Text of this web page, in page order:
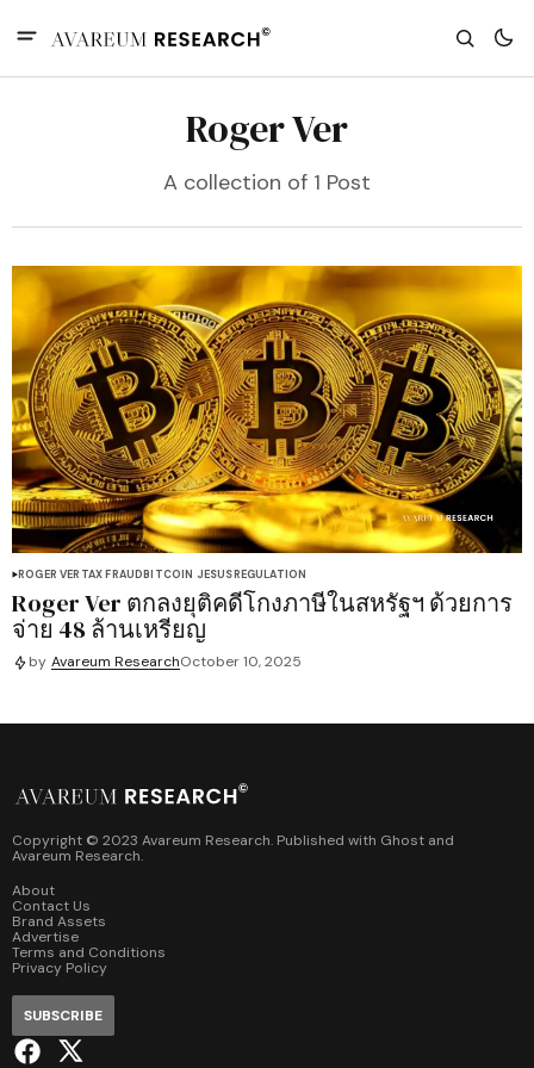
Roger Ver
A collection of 1 Post
ROGER VER TAX FRAUDBITCOIN JESUSREGULATION
Roger Ver ตกลงยุติคดีโกงภาษีในสหรัฐฯ ด้วยการ
จ่าย 48 ล้านเหรียญ
by Avareum ResearchOctober 10, 2025
Copyright © 2023 Avareum Research. Published with Ghost and
Avareum Research.
About
Contact Us
Brand Assets
Advertise
Terms and Conditions
Privacy Policy
SUBSCRIBE